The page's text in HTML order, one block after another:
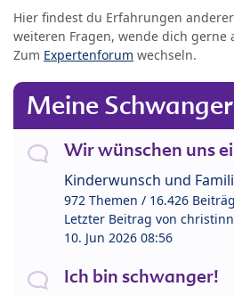
Hier findest du Erfahrungen
weiteren Fragen, wende dich gerne
Zum Expertenforum wechseln.
Meine
Wir wünschen uns
Kinderwunsch und
972 Themen / 16.426
Letzter Beitrag von
10. Jun 2026 08:56
Ich bin schwanger!